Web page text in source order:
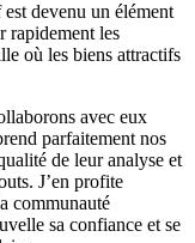
devenu un élément
rapidement les
où les biens attractifs
avec eux
parfaitement nos
de leur analyse et
J’en profite
communauté
sa confiance et se